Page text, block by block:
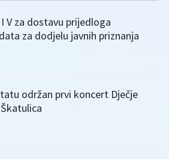
I V za dostavu prijedloga
za dodjelu javnih priznanja
održan prvi koncert Dječje